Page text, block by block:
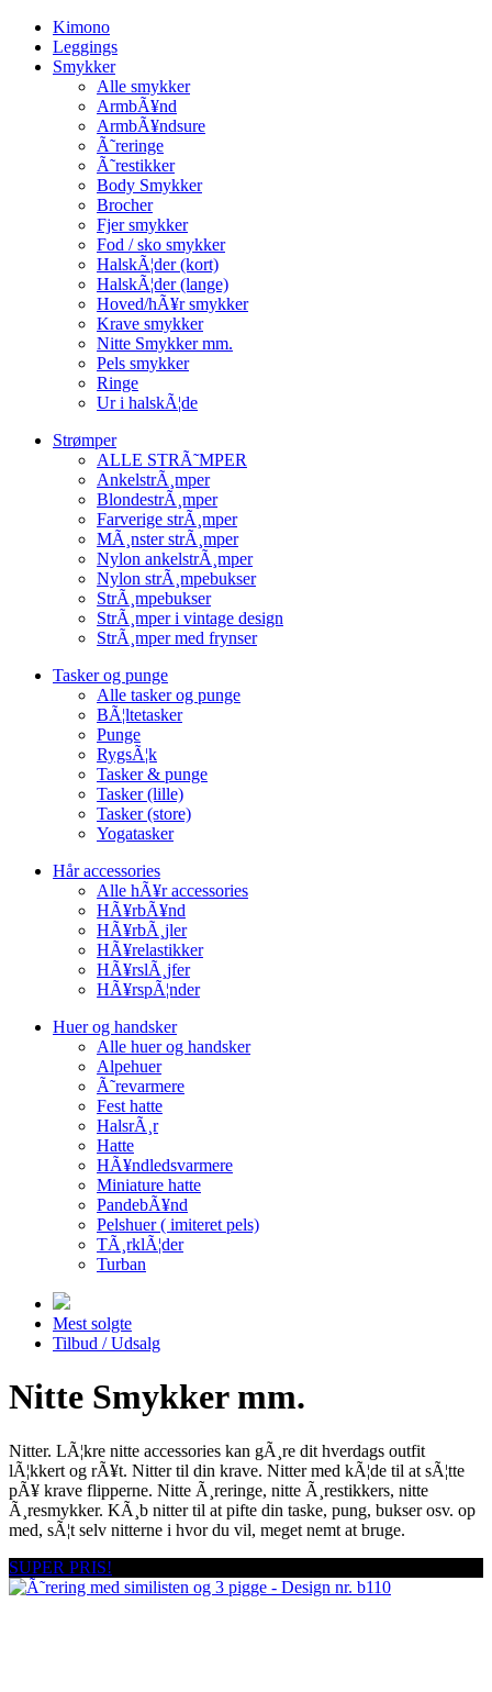
Kimono
Leggings
Smykker
Alle smykker
ArmbÃ¥nd
ArmbÃ¥ndsure
Ã˜reringe
Ã˜restikker
Body Smykker
Brocher
Fjer smykker
Fod / sko smykker
HalskÃ¦der (kort)
HalskÃ¦der (lange)
Hoved/hÃ¥r smykker
Krave smykker
Nitte Smykker mm.
Pels smykker
Ringe
Ur i halskÃ¦de
Strømper
ALLE STRÃ˜MPER
AnkelstrÃ¸mper
BlondestrÃ¸mper
Farverige strÃ¸mper
MÃ¸nster strÃ¸mper
Nylon ankelstrÃ¸mper
Nylon strÃ¸mpebukser
StrÃ¸mpebukser
StrÃ¸mper i vintage design
StrÃ¸mper med frynser
Tasker og punge
Alle tasker og punge
BÃ¦ltetasker
Punge
RygsÃ¦k
Tasker & punge
Tasker (lille)
Tasker (store)
Yogatasker
Hår accessories
Alle hÃ¥r accessories
HÃ¥rbÃ¥nd
HÃ¥rbÃ¸jler
HÃ¥relastikker
HÃ¥rslÃ¸jfer
HÃ¥rspÃ¦nder
Huer og handsker
Alle huer og handsker
Alpehuer
Ã˜revarmere
Fest hatte
HalsrÃ¸r
Hatte
HÃ¥ndledsvarmere
Miniature hatte
PandebÃ¥nd
Pelshuer ( imiteret pels)
TÃ¸rklÃ¦der
Turban
Mest solgte
Tilbud / Udsalg
Nitte Smykker mm.
Nitter. LÃ¦kre nitte accessories kan gÃ¸re dit hverdags outfit
lÃ¦kkert og rÃ¥t. Nitter til din krave. Nitter med kÃ¦de til at sÃ¦tte
pÃ¥ krave flipperne. Nitte Ã¸reringe, nitte Ã¸restikkers, nitte
Ã¸resmykker. KÃ¸b nitter til at pifte din taske, pung, bukser osv. op
med, sÃ¦t selv nitterne i hvor du vil, meget nemt at bruge.
SUPER PRIS!